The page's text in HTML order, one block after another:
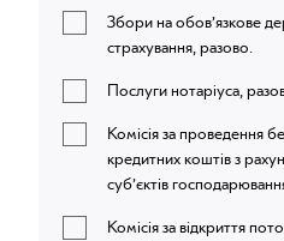
Збори на обов’язкове
страхування, разово.
Послуги нотаріуса,
Комісія за проведення
кредитних коштів з
суб’єктів
Комісія за відкриття